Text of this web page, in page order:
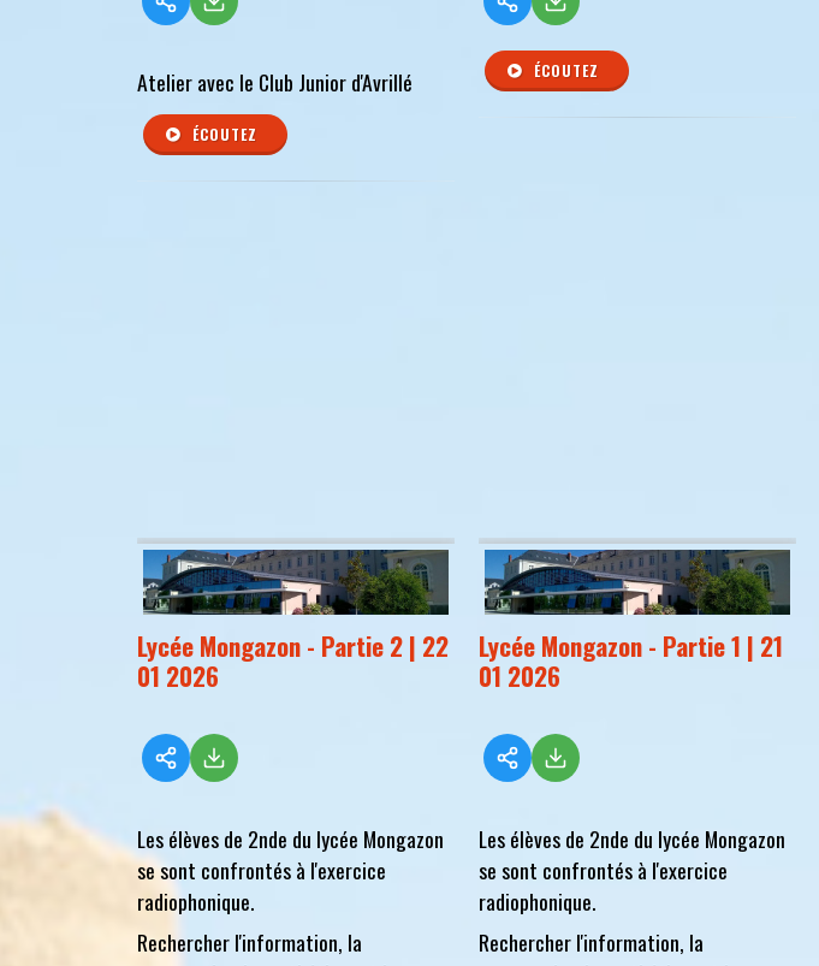
Atelier avec le Club Junior d'Avrillé
ÉCOUTEZ
ÉCOUTEZ
Lycée Mongazon - Partie 2 | 22
01 2026
Les élèves de 2nde du lycée Mongazon
se sont confrontés à l'exercice
radiophonique.
Rechercher l'information, la
Lycée Mongazon - Partie 1 | 21
01 2026
Les élèves de 2nde du lycée Mongazon
se sont confrontés à l'exercice
radiophonique.
Rechercher l'information, la